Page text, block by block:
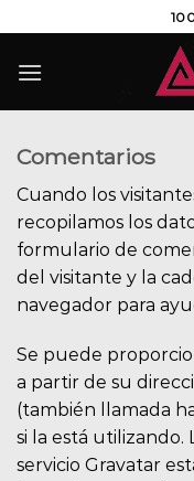
al
contenido
Comentarios
Cuando los
recopilamos los
formulario de
del visitante y la
navegador para
Se puede
a partir de su
(también llamada
si la está utilizando.
servicio Gravatar